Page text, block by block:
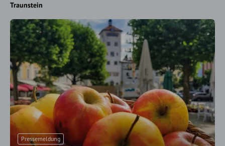
Traunstein
Pressemeldung